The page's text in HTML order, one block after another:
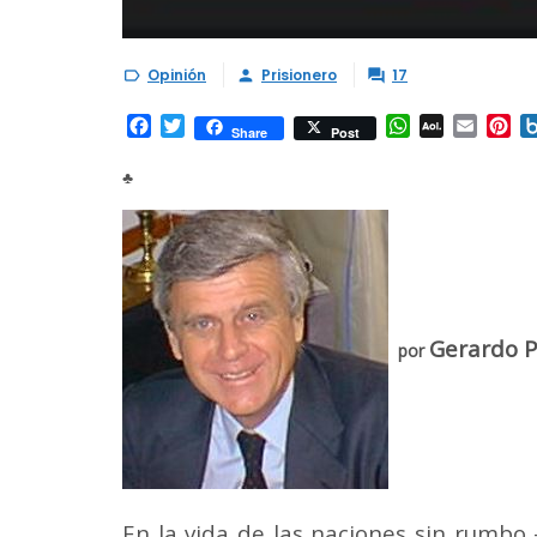
 Opinión  Prisionero  17
Facebook
TwitterShare Post WhatsApp
AOL Email
♣
por Gerardo